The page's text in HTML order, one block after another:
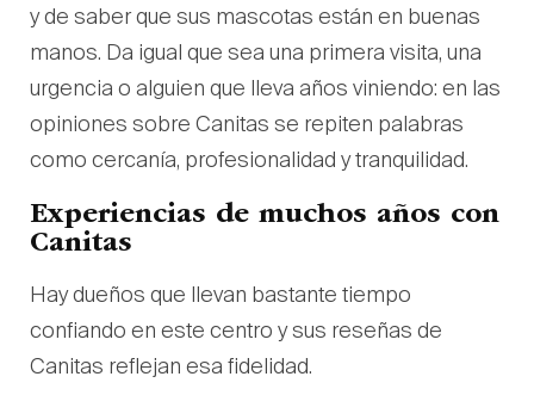
y de saber que sus mascotas están en buenas
manos. Da igual que sea una primera visita, una
urgencia o alguien que lleva años viniendo: en las
opiniones sobre Canitas se repiten palabras
como cercanía, profesionalidad y tranquilidad.
Experiencias de muchos años con
Canitas
Hay dueños que llevan bastante tiempo
confiando en este centro y sus reseñas de
Canitas reflejan esa fidelidad.